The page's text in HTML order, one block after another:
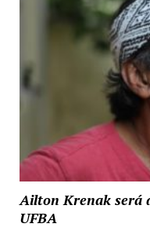
Ailton Krenak será
UFBA